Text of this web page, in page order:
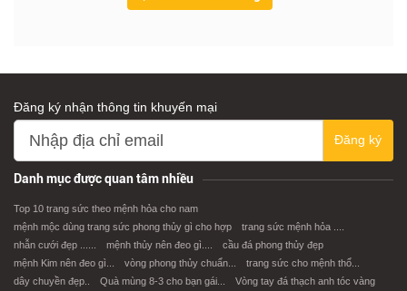
Đăng ký nhận thông tin khuyến mại
Đăng ký
Danh mục được quan tâm nhiều
Top 10 trang sức theo mệnh hỏa cho nam
mệnh mộc dùng trang sức phong thủy gì cho hợp
trang sức mệnh hỏa ....
nhẫn cưới đẹp ......
mệnh thủy nên đeo gì....
cầu đá phong thủy đẹp
mệnh Kim nên đeo gì...
vòng phong thủy chuẩn...
trang sức cho mệnh thổ...
dây chuyền đẹp..
Quà mùng 8-3 cho bạn gái... Vòng tay đá thạch anh tóc vàng